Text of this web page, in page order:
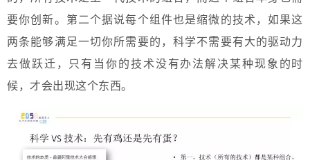
要你创新。第二个据说每个组件也是缩微的技术，如果这
两条能够满足一切你所需要的，科学不需要有大的驱动力
去做跃迁，只有当你的技术没有办法解决某种现象的时
候，才会出现这个东西。